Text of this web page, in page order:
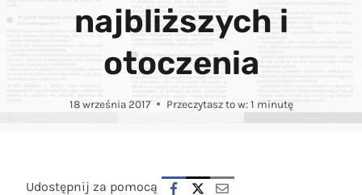
najbliższych i
otoczenia
18 września 2017 Przeczytasz to w:1 minutę
Udostępnij za pomocą